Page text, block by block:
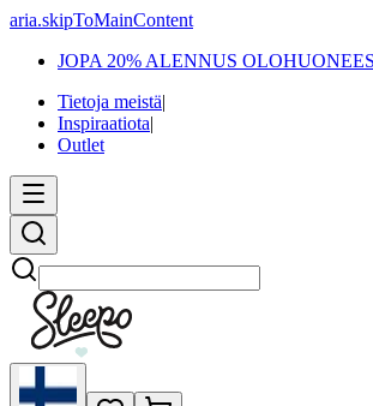
aria.skipToMainContent
JOPA 20% ALENNUS
Tietoja meistä|
Inspiraatiota|
Outlet
Etsi